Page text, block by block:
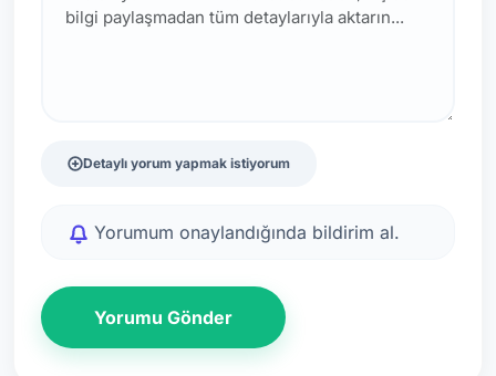
Detaylı yorum yapmak istiyorum
Yorumum onaylandığında bildirim al.
Yorumu Gönder